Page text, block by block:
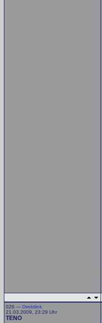
026 — Direktlink
21.03.2009, 23:29 Uhr
TENO